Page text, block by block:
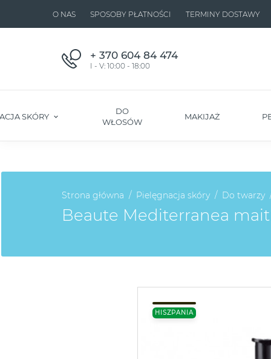
O NAS SPOSOBY PŁATNOŚCI TERMINY DOSTAWY
+ 370 604 84 474
I - V: 10:00 - 18:00
SKÓRY
DO
WŁOSÓW
MAKIJAŻ
Strona główna Pielęgnacja skóry Do twarzy
Beaute Mediterranea
HISZPANIA